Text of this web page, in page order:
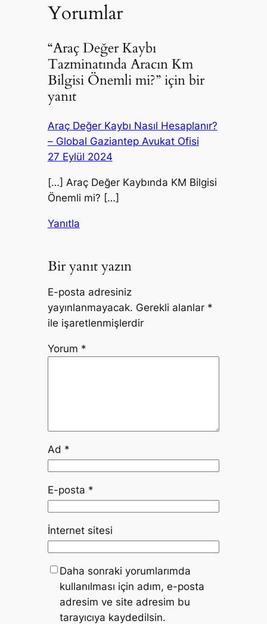
Yorumlar
“Araç Değer Kaybı
Tazminatında Aracın Km
Bilgisi Önemli mi?” için bir
yanıt
Araç Değer Kaybı Nasıl Hesaplanır?
– Global Gaziantep Avukat Ofisi
27 Eylül 2024
[…] Araç Değer Kaybında KM Bilgisi
Önemli mi? […]
Yanıtla
Bir yanıt yazın
E-posta adresiniz
yayınlanmayacak. Gerekli alanlar *
ile işaretlenmişlerdir
Yorum *
Ad *
E-posta *
İnternet sitesi
Daha sonraki yorumlarımda
kullanılması için adım, e-posta
adresim ve site adresim bu
tarayıcıya kaydedilsin.